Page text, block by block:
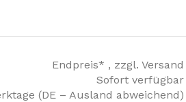
Endpreis* , zzgl. Versand
Sofort verfügbar
(DE – Ausland abweichend)